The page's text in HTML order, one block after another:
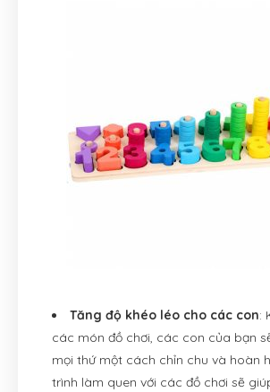
Tăng độ khéo léo cho các con:
các món đồ chơi, các con của bạn
mọi thứ một cách chỉn chu và hoàn
trình làm quen với các đồ chơi sẽ